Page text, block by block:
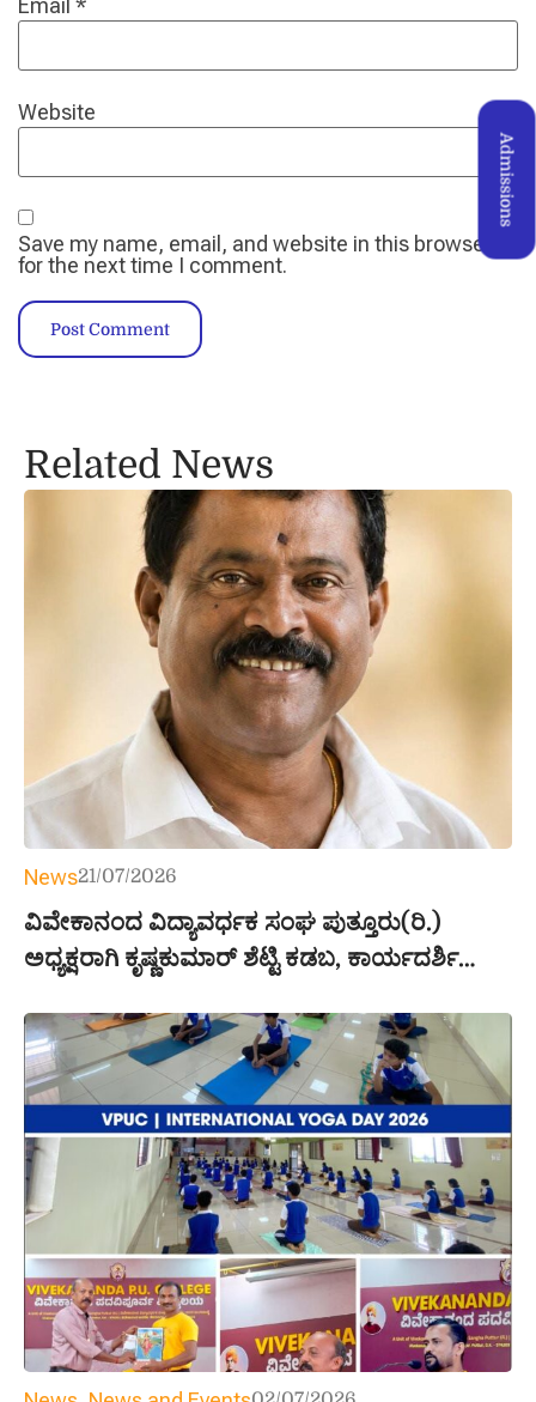
Email *
Website
Save my name, email, and website in this browser
for the next time I comment.
Related News
News21/07/2026
ವಿವೇಕಾನಂದ ವಿದ್ಯಾವರ್ಧಕ ಸಂಘ ಪುತ್ತೂರು(ರಿ.)
ಅಧ್ಯಕ್ಷರಾಗಿ ಕೃಷ್ಣಕುಮಾರ್ ಶೆಟ್ಟಿ ಕಡಬ, ಕಾರ್ಯದರ್ಶಿಯಾಗಿ
Admissions